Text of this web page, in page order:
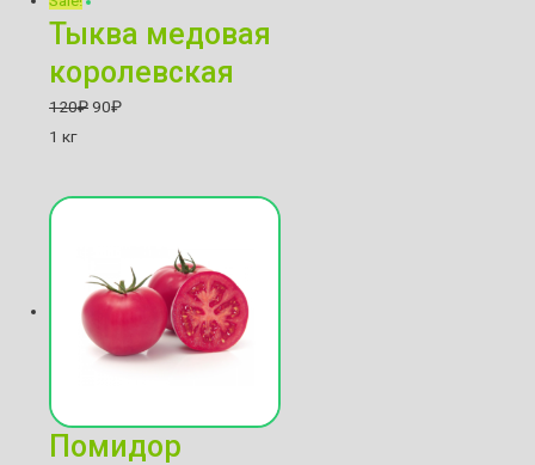
Тыква медовая
королевская
120₽ 90₽
1 кг
Помидор